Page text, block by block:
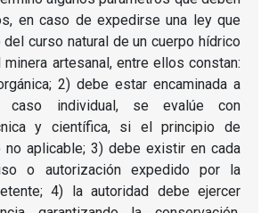
en caso de expedirse una ley que
curso natural de un cuerpo hídrico
artesanal, entre ellos constan:
2) debe estar encaminada a
caso individual, se evalúe con
y científica, si el principio de
no aplicable; 3) debe existir en cada
o autorización expedido por la
4) la autoridad debe ejercer